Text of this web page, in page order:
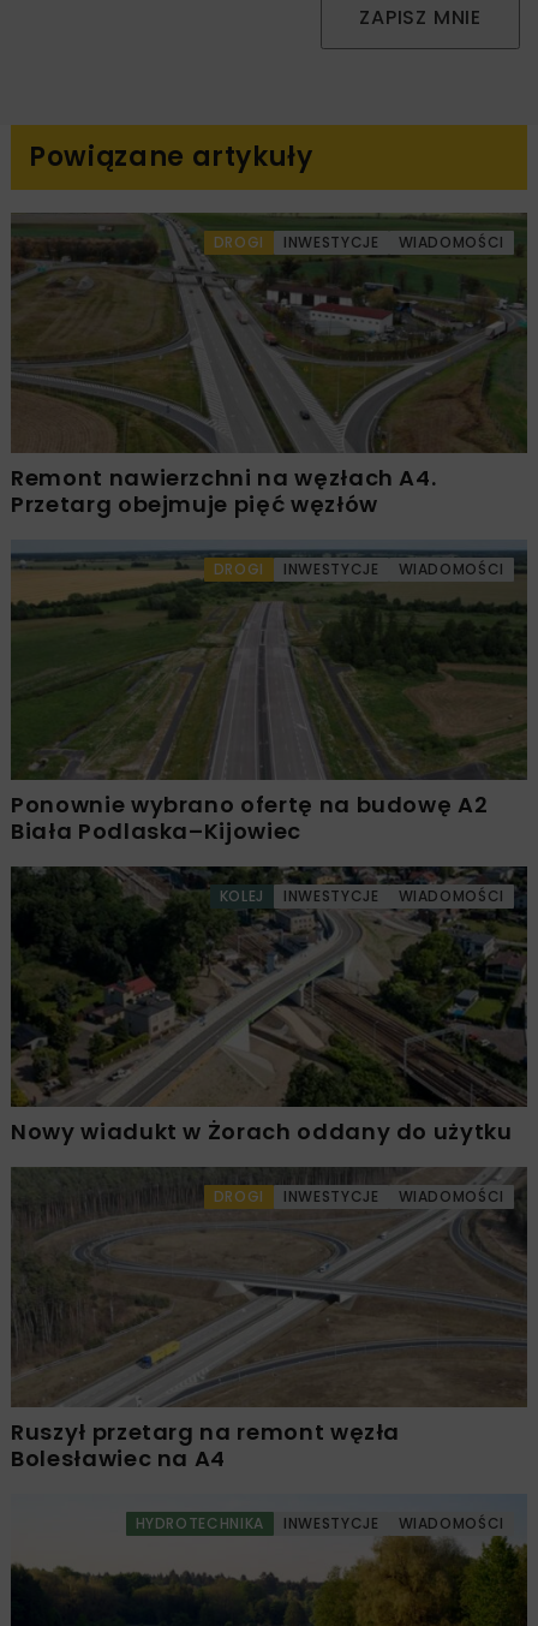
ZAPISZ MNIE
Powiązane artykuły
DROGI INWESTYCJE WIADOMOŚCI
Remont nawierzchni na węzłach A4.
Przetarg obejmuje pięć węzłów
DROGI INWESTYCJE WIADOMOŚCI
Ponownie wybrano ofertę na budowę A2
Biała Podlaska–Kijowiec
KOLEJ INWESTYCJE WIADOMOŚCI
Nowy wiadukt w Żorach oddany do użytku
DROGI INWESTYCJE WIADOMOŚCI
Ruszył przetarg na remont węzła
Bolesławiec na A4
HYDROTECHNIKA INWESTYCJE WIADOMOŚCI